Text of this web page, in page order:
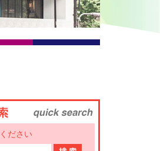
ださい